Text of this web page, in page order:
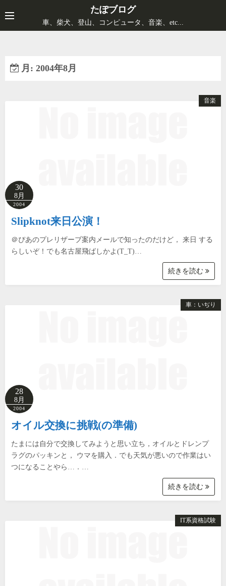
ン
テ
たぽブログ
車、柴犬、登山、コンピュータ、音楽、etc...
月: 2004年8月
音楽
30
8月
2004
Slipknot来日公演！
＠ぴあのプレリザーブ案内メールで知ったのだけど， 来日 する
らしいぞ！でも名古屋飛ばしかよ(T_T)…
続きを読む
車：いぢり
28
8月
2004
オイル交換に挑戦(の準備)
たまには自分で交換してみようと思い立ち，オイルとドレンプ
ラグのパッキンと， ウマを購入．でも天気が悪いので作業はい
つになることやら…．…
続きを読む
IT系資格試験